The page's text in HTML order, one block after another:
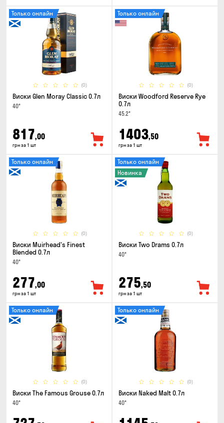
(0)
Только онлайн
Виски Glen Moray Classic 0.7л
40°
817,00
грн за 1 шт
(0)
Только онлайн
Виски Woodford Reserve Rye
0.7л
45.2°
1403,50
грн за 1 шт
(0)
Только онлайн
Виски Muirhead's Finest
Blended 0.7л
40°
277,00
грн за 1 шт
(0)
Только онлайн
Новинка
Виски Two Drams 0.7л
40°
275,50
грн за 1 шт
(0)
Только онлайн
Виски The Famous Grouse 0.7л
40°
(0)
Только онлайн
Виски Naked Malt 0.7л
40°